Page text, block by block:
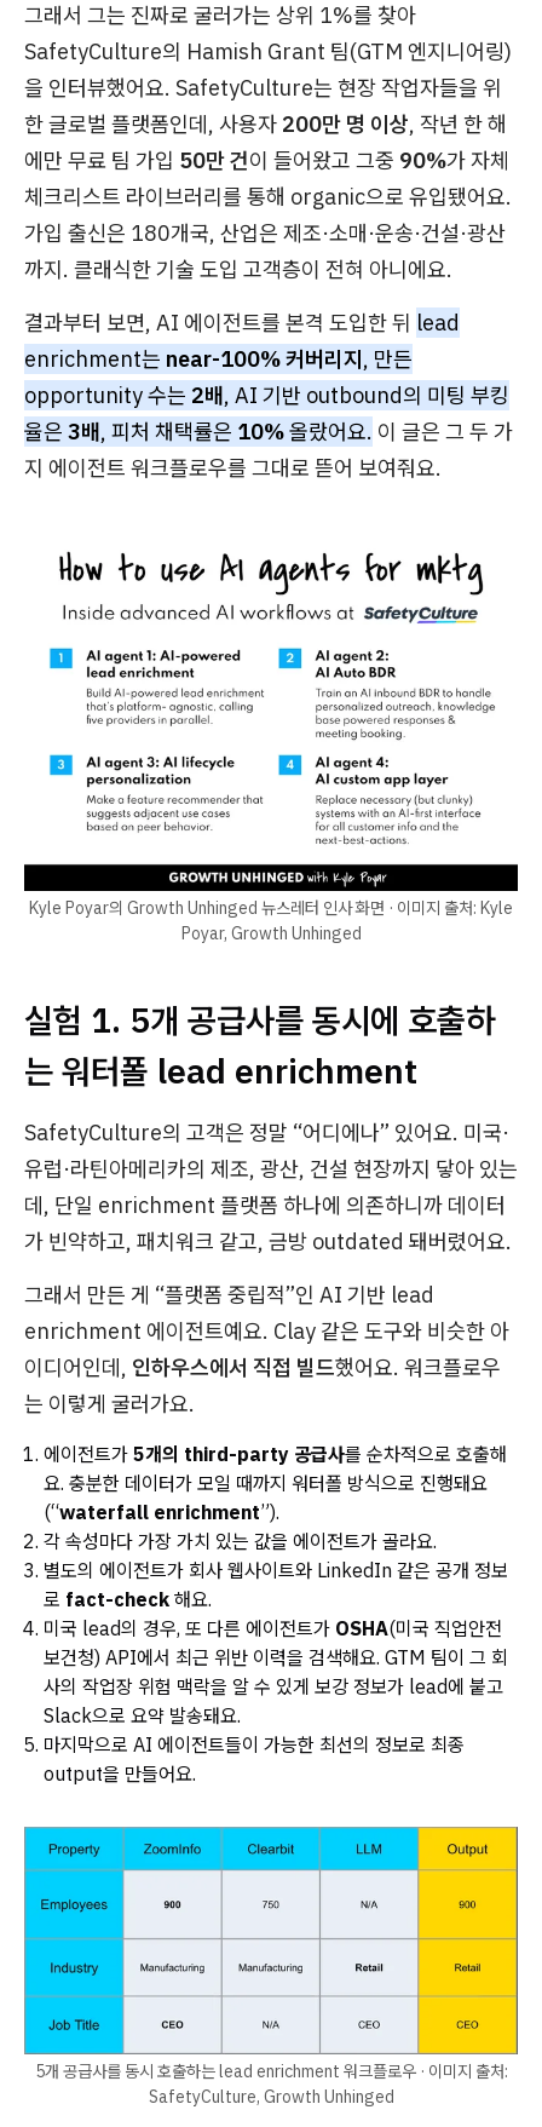
그래서 그는 진짜로 굴러가는 상위 1%를 찾아
SafetyCulture의 Hamish Grant 팀(GTM 엔지니어링)
을 인터뷰했어요. SafetyCulture는 현장 작업자들을 위
한 글로벌 플랫폼인데, 사용자 200만 명 이상, 작년 한 해
에만 무료 팀 가입 50만 건이 들어왔고 그중 90%가 자체
체크리스트 라이브러리를 통해 organic으로 유입됐어요.
가입 출신은 180개국, 산업은 제조·소매·운송·건설·광산
까지. 클래식한 기술 도입 고객층이 전혀 아니에요.
결과부터 보면, AI 에이전트를 본격 도입한 뒤 lead
enrichment는 near-100% 커버리지, 만든
opportunity 수는 2배, AI 기반 outbound의 미팅 부킹
율은 3배, 피처 채택률은 10%올랐어요. 이 글은 그 두 가
지 에이전트 워크플로우를 그대로 뜯어 보여줘요.
Kyle Poyar의 Growth Unhinged 뉴스레터 인사 화면 · 이미지 출처: Kyle
Poyar, Growth Unhinged
실험 1. 5개 공급사를 동시에 호출하
는 워터폴 lead enrichment
SafetyCulture의 고객은 정말 “어디에나” 있어요. 미국·
유럽·라틴아메리카의 제조, 광산, 건설 현장까지 닿아 있는
데, 단일 enrichment 플랫폼 하나에 의존하니까 데이터
가 빈약하고, 패치워크 같고, 금방 outdated 돼버렸어요.
그래서 만든 게 “플랫폼 중립적”인 AI 기반 lead
enrichment 에이전트예요. Clay 같은 도구와 비슷한 아
이디어인데, 인하우스에서 직접 빌드했어요. 워크플로우
는 이렇게 굴러가요.
에이전트가 5개의 third-party 공급사를 순차적으로 호출해
요. 충분한 데이터가 모일 때까지 워터폴 방식으로 진행돼요
(“waterfall enrichment”).
각 속성마다 가장 가치 있는 값을 에이전트가 골라요.
별도의 에이전트가 회사 웹사이트와 LinkedIn 같은 공개 정보
로 fact-check 해요.
미국 lead의 경우, 또 다른 에이전트가 OSHA(미국 직업안전
보건청) API에서 최근 위반 이력을 검색해요. GTM 팀이 그 회
사의 작업장 위험 맥락을 알 수 있게 보강 정보가 lead에 붙고
Slack으로 요약 발송돼요.
마지막으로 AI 에이전트들이 가능한 최선의 정보로 최종
output을 만들어요.
5개 공급사를 동시 호출하는 lead enrichment 워크플로우 · 이미지 출처:
SafetyCulture, Growth Unhinged